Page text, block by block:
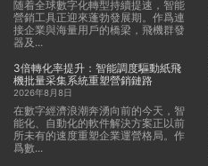
随着全球數字化轉型持續提速，智能
營銷工具正迎來蓬勃發展期。作爲連
接企業與海量用戶的橋梁，飛機群發
器及...
3倍轉化率提升：智能調度驅動紙飛
機批量采集系統重塑營銷鏈路
2026年8月8日
在數字經濟浪潮奔湧向前的今天，智
能化、自動化的軟件解決方案正以前
所未有的速度重塑企業運營格局。作
爲數...